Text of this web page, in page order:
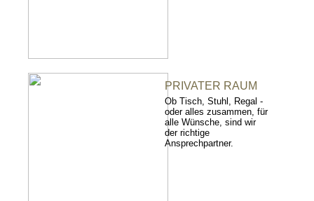
PRIVATER RAUM
Ob Tisch, Stuhl, Regal -
oder alles zusammen, für
alle Wünsche, sind wir
der richtige
Ansprechpartner.